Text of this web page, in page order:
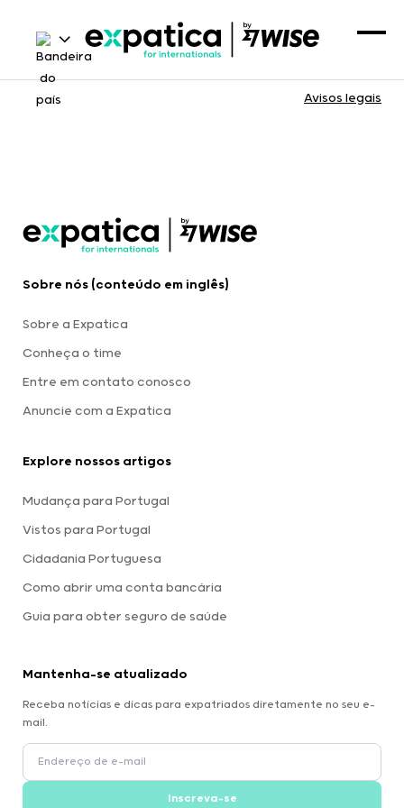
Avisos legais
Sobre nós (conteúdo em inglês)
Sobre a Expatica
Conheça o time
Entre em contato conosco
Anuncie com a Expatica
Explore nossos artigos
Mudança para Portugal
Vistos para Portugal
Cidadania Portuguesa
Como abrir uma conta bancária
Guia para obter seguro de saúde
Mantenha-se atualizado
Receba notícias e dicas para expatriados diretamente no seu e-
mail.
Inscreva-se